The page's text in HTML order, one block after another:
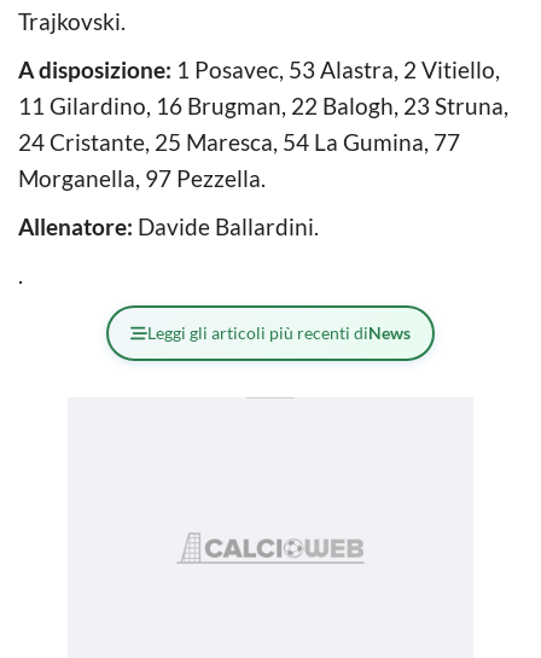
Trajkovski.
A disposizione: 1 Posavec, 53 Alastra, 2 Vitiello,
11 Gilardino, 16 Brugman, 22 Balogh, 23 Struna,
24 Cristante, 25 Maresca, 54 La Gumina, 77
Morganella, 97 Pezzella.
Allenatore: Davide Ballardini.
.
Leggi gli articoli più recenti diNews